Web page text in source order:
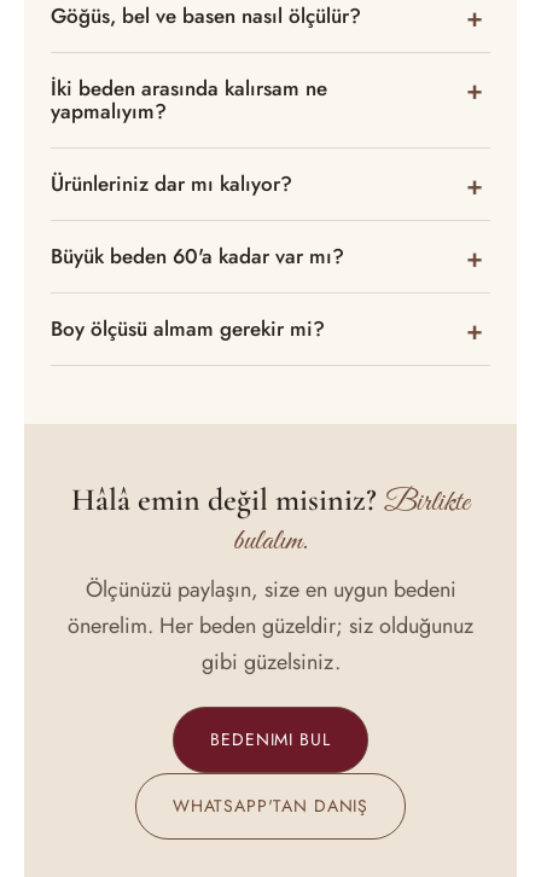
Göğüs, bel ve basen nasıl ölçülür?
İki beden arasında kalırsam ne
yapmalıyım?
Ürünleriniz dar mı kalıyor?
Büyük beden 60'a kadar var mı?
Boy ölçüsü almam gerekir mi?
Hâlâ emin değil misiniz? Birlikte
bulalım.
Ölçünüzü paylaşın, size en uygun bedeni
önerelim. Her beden güzeldir; siz olduğunuz
gibi güzelsiniz.
BEDENIMI BUL
WHATSAPP'TAN DANIŞ